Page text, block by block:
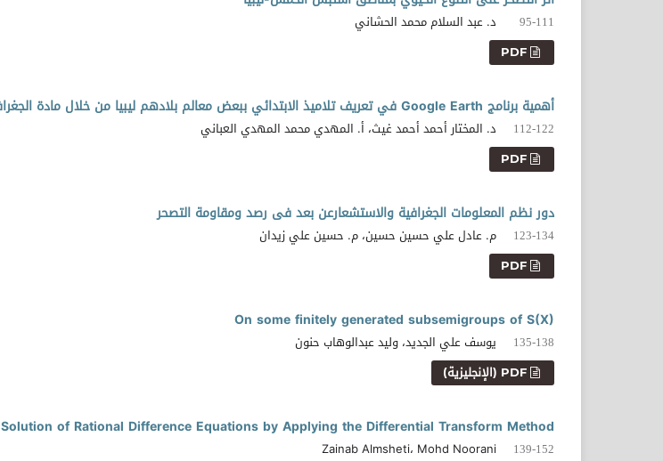
د. عبد السلام محمد الحشاني 95-111
PDF
أهمية برنامج Google Earth في تعريف تلاميذ الابتدائي ببعض معالم بلادهم ليبيا من خلال مادة الجغرافيا
د. المختار أحمد أحمد غيث، أ. المهدي محمد المهدي العباني 112-122
PDF
دور نظم المعلومات الجغرافية والاستشعارعن بعد فى رصد ومقاومة التصحر
م. عادل علي حسين حسين، م. حسين علي زيدان 123-134
PDF
On some finitely generated subsemigroups of S(X)
يوسف علي الجديد، وليد عبدالوهاب حنون 135-138
PDF (الإنجليزية)
Solution of Rational Difference Equations by Applying the Differential Transform Method
Zainab Almsheti، Mohd Noorani 139-152